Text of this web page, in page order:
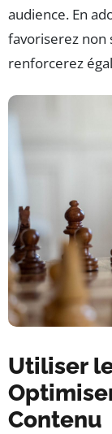
audience. En
favoriserez non
renforcerez
Utiliser
Contenu